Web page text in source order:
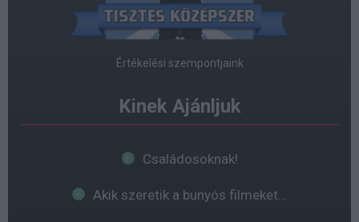
Értékelési szempontjaink
Kinek Ajánljuk
Családosoknak!
Akik szeretik a bunyós filmeket…